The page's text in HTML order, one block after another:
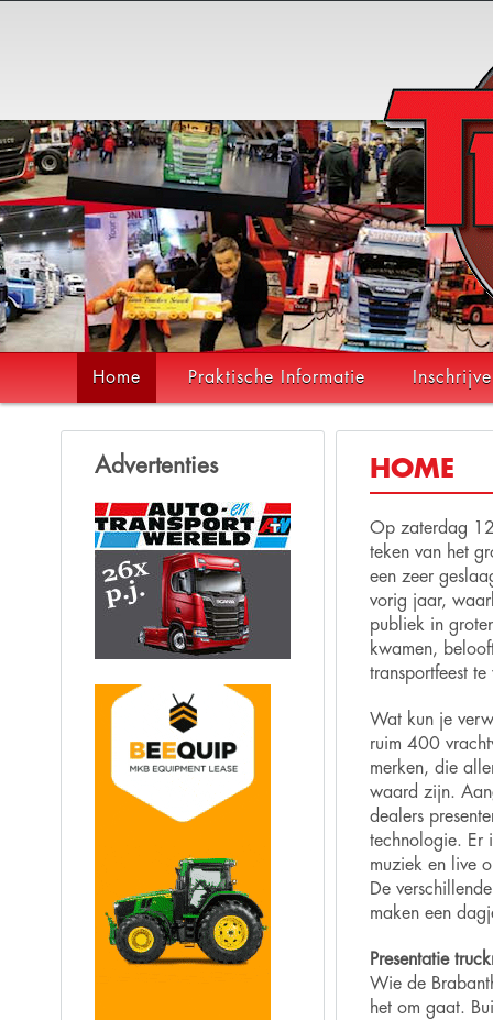
Home Praktische Informatie
Advertenties HOME
Op zaterdag
teken van het
een zeer
vorig jaar,
publiek in
kwamen,
transportfeest
Wat kun je
ruim 400
merken, die
waard zijn.
dealers
technologie. Er
muziek en live
De
maken een
Presentatie
Wie de
het om gaat.